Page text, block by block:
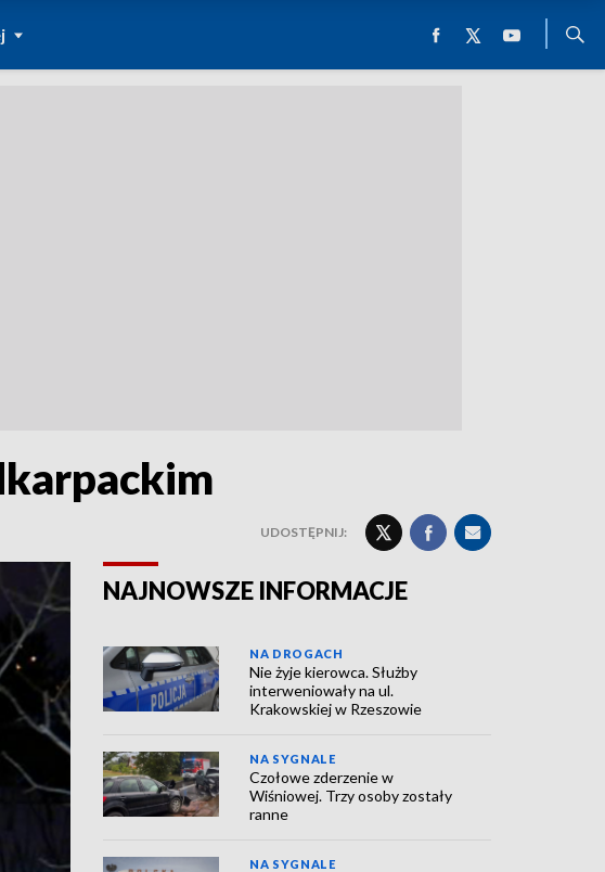
UDOSTĘPNIJ:
NAJNOWSZE INFORMACJE
NA DROGACH
Nie żyje kierowca. Służby
interweniowały na ul.
Krakowskiej w Rzeszowie
NA SYGNALE
Czołowe zderzenie w
Wiśniowej. Trzy osoby zostały
ranne
NA SYGNALE